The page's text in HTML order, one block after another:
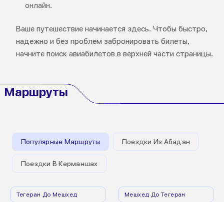
онлайн.
Ваше путешествие начинается здесь. Чтобы быстро,
надежно и без проблем забронировать билеты,
начните поиск авиабилетов в верхней части страницы.
Маршруты
Популярные Маршруты Поездки Из Абадан
Поездки В Керманшах
Тегеран До Мешхед Мешхед До Тегеран